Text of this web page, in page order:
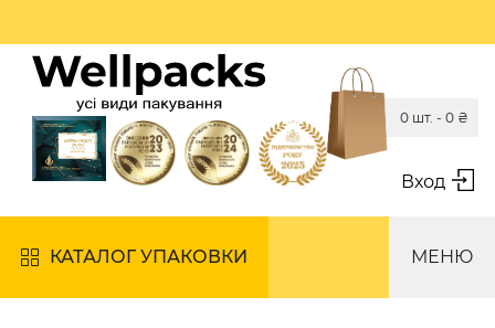
Вход
0 шт. - 0 ₴
КАТАЛОГ УПАКОВКИ МЕНЮ